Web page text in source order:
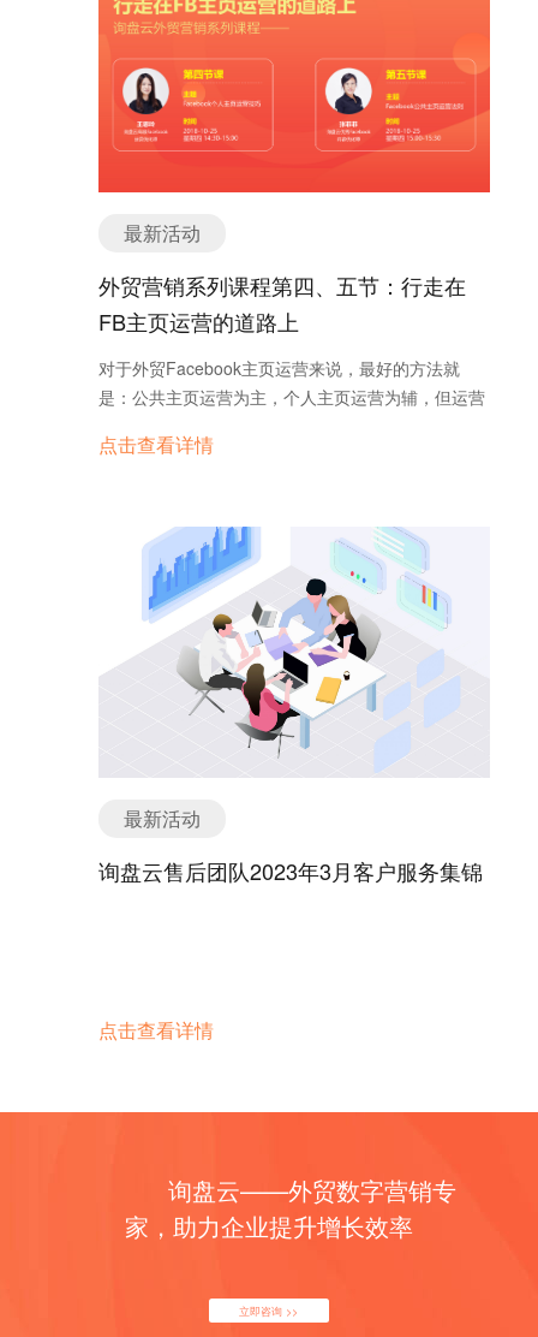
莅临天津，现场带来了主题为“Facebook助力中国卖
向全球”的讲座，从Facebook众多家族的营销能力引
入，一步步由浅入深的讲解Facebook如何为中小企
业带来最具价值的潜在客户，助力中国“智”造卖向全
球。 二、把握正确外贸营销方式 参加展会，中间人
介绍，海外地推，搜索引擎竞价……几乎尝试了所有
外贸营销获客的方式，然而，一直在用的展会效果越
别人已经做到了客户主动找上门，而自己还停留在不
断推销的客户开发阶段……针对一个又一个的外贸
人“痛点”，来自北京鑫互联科技有限公司董事长&创
始人张中一从“外贸营销的基础逻辑 ”、“营销渠道的
选择 ”、“营销、销售管理”等多个方面逐一化解“外贸
难题”，最后引出询盘云——外贸营销解决方案，从
的外贸营销方式，真正解决用户外贸营销问题，让用
Facebook营销依然是蓝海一片，外贸企业没有不使
用Facebook的，但是如何抓住难得的流量红利期，
积累自己的Facebook粉丝，并形成企业自己的品牌
资产？ 许多外贸人未必“用对了”，来自北京鑫互联科
技有限公司的高级海外社交媒体营销官及Facebook
高级运营优化师刘洋和王恩玲女士分享了她们精准营
销、在社交媒体上获得百万粉丝、成交上亿元订单的
成功经验，许多外贸人做了多年Facebook营销在这
次活动中才“恍然顿悟”——原来Facebook营销应该这
多位热情满满的企业家，多位嘉宾上台演讲但现场观
贸营销类的知识 , 从而实现健康、持续、高效的获
最新活动
外贸营销系列课程第四、五节：行走在
FB主页运营的道路上
对于外贸Facebook主页运营来说，最好的方法就
是：公共主页运营为主，个人主页运营为辅，但运营
加完善的Facebook主页，才是你不断获客的关窍！
点击查看详情
最新活动
询盘云售后团队2023年3月客户服务集锦
点击查看详情
询盘云——外贸数字营销专
家，助力企业提升增长效率
立即咨询 >>